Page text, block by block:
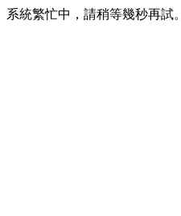
系統繁忙中，請稍等幾秒再試。